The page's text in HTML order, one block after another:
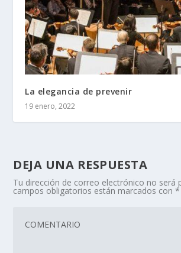
La elegancia de prevenir
19 enero, 2022
DEJA UNA RESPUESTA
Tu dirección de correo electrónico no será
campos obligatorios están marcados con*